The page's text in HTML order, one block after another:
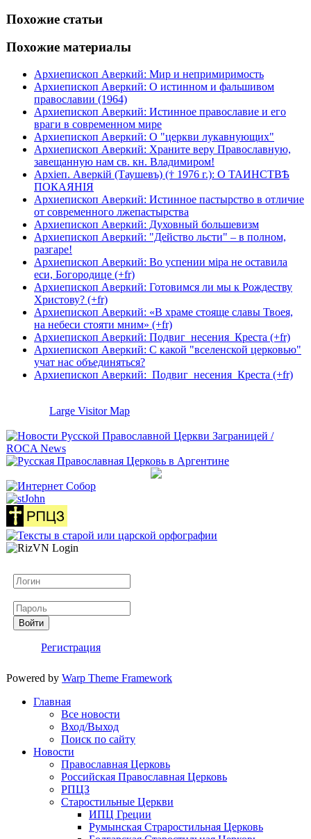
Похожие статьи
Похожие материалы
Архиепископ Аверкий: Мир и непримиримость
Архиепископ Аверкий: О истинном и фальшивом
православии (1964)
Архиепископ Аверкий: Истинное православие и его
враги в современном мире
Архиепископ Аверкий: О "церкви лукавнующих"
Архиепископ Аверкий: Храните веру Православную,
завещанную нам св. кн. Владимиром!
Архіеп. Аверкій (Таушевъ) († 1976 г.): О ТАИНСТВѢ
ПОКАЯНІЯ
Архиепископ Аверкий: Истинное пастырство в отличие
от современного лжепастырства
Архиепископ Аверкий: Духовный большевизм
Архиепископ Аверкий: "Действо льсти" – в полном,
разгаре!
Архиепископ Аверкий: Во успении мiра не оставила
еси, Богородице (+fr)
Архиепископ Аверкий: Готовимся ли мы к Рождеству
Христову? (+fr)
Архиепископ Аверкий: «В храме стояще славы Твоея,
на небеси стояти мним» (+fr)
Архиепископ Аверкий: Подвиг несения Креста (+fr)
Архиепископ Аверкий: С какой "вселенской церковью"
учат нас объединяться?
Архиепископ Аверкий: Подвиг несения Креста (+fr)
Large Visitor Map
Войти
Регистрация
Powered by Warp Theme Framework
Главная
Все новости
Вход/Выход
Поиск по сайту
Новости
Православная Церковь
Российская Православная Церковь
РПЦЗ
Старостильные Церкви
ИПЦ Греции
Румынская Страростильная Церковь